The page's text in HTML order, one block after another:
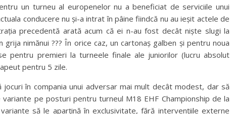
un turneu al europenelor nu a beneficiat de serviciile unui
conducere nu și-a intrat în pâine fiindcă nu au ieșit actele de
precedentă arată acum că ei n-au fost decât niște slugi la
nimănui ??? În orice caz, un cartonaș galben și pentru noua
pentru premieri la turneele finale ale juniorilor (lucru absolut
pentru 5 zile.
în compania unui adversar mai mult decât modest, dar să
pe posturi pentru turneul M18 EHF Championship de la
să le aparțină în exclusivitate, fără intervențiile externe